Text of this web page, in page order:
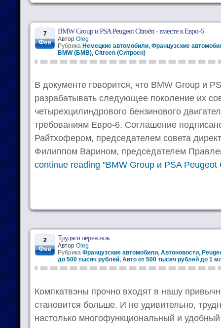
7
Фев
BMW Group и PSA Peugeot Citroën - вместе к Евро-6
Автор Oleg
Рубрика Немецкие автомобили, Французские
BMW (БМВ), Citroen (Ситроен)
В документе говорится, что BMW Group и
разрабатывать следующее поколение их
четырехцилиндрового бензинового
требованиям Евро-6. Соглашение
Райтхофером, председателем совета
Филиппом Варином, председателем
continue reading "BMW Group и PSA
2
Фев
Трудяги перевозок
Автор Oleg
Рубрика Французские автомобили, Автоновости,
до 500 тысяч рублей, Авто от 500 тысяч рублей до 1
Компкатвэны прочно входят в нашу
становится больше. И не удивительно,
настолько многофункциональный и